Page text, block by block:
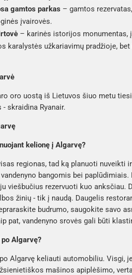
gamtos parkas – gamtos
įvairovės.
– karinės istorijos monumentas,
karalystės užkariavimų pradžioje,
oro uostą iš Lietuvos šiuo metu
- skraidina Ryanair.
kelionę į Algarvę?
regionas, tad ką planuoti
bangomis bei
viešbučius rezervuoti kuo
žinių - tik į naudą. Daugelis
budrumo, saugokite savo
pat, vandenyno srovės gali būti
Algarvę?
Algarvę keliauti automobiliu. Visgi,
mašinos apiplėšimo,